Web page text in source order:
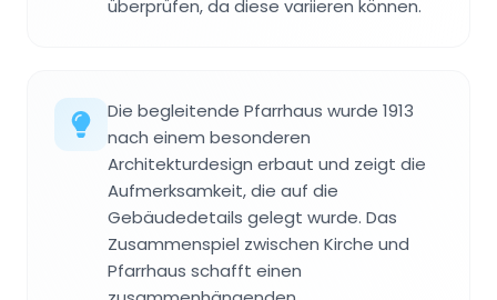
überprüfen, da diese variieren können.
Die begleitende Pfarrhaus wurde 1913
nach einem besonderen
Architekturdesign erbaut und zeigt die
Aufmerksamkeit, die auf die
Gebäudedetails gelegt wurde. Das
Zusammenspiel zwischen Kirche und
Pfarrhaus schafft einen